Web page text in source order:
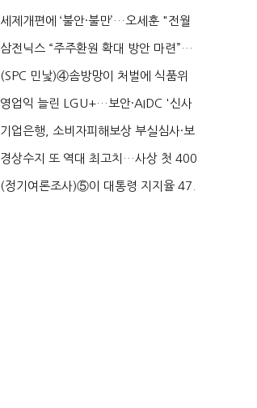
'초접전'…대통령 ...
세제개편에 ‘불안·불만’…오세훈 "전월
세 구하기 더 ...
삼전닉스 “주주환원 확대 방안 마련”…
로이터에 성명...
(SPC 민낯)④솜방망이 처벌에 식품위
생법 위반 반복...
영업익 늘린 LGU+…보안·AIDC '신사
업 드라이브'...
기업은행, 소비자피해보상 부실심사·보
이스피싱 공시 ...
경상수지 또 역대 최고치…사상 첫 400
억달러에 '3% 성...
(정기여론조사)⑤이 대통령 지지율 47.